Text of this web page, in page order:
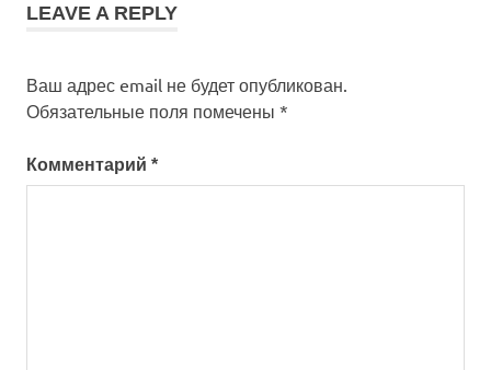
LEAVE A REPLY
Ваш адрес email не будет опубликован.
Обязательные поля помечены *
Комментарий *